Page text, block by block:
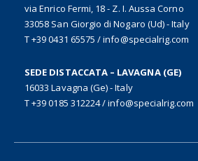
via Enrico Fermi, 18 - Z. I. Aussa Corno
33058 San Giorgio di Nogaro (Ud) - Italy
T +39 0431 65575 /info@specialrig.com
SEDE DISTACCATA – LAVAGNA (GE)
16033 Lavagna (Ge) - Italy
T +39 0185 312224/info@specialrig.com